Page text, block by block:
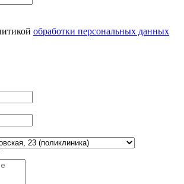
обработки персональных данных